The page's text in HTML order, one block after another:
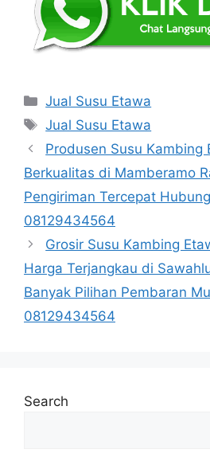
Categories
Jual Susu Etawa
Tags
Jual Susu Etawa
Produsen Susu Kambing
Berkualitas di Mamberamo
Pengiriman Tercepat
08129434564
Grosir Susu Kambing
Harga Terjangkau di
Banyak Pilihan Pembaran
08129434564
Search